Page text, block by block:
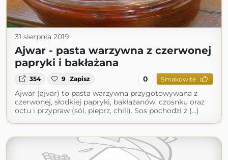
31 sierpnia 2019
Ajwar - pasta warzywna z czerwonej
papryki i bakłażana
354 9 Zapisz 0 Smakowite
Ajwar (ajvar) to pasta warzywna przygotowywana z
czerwonej, słodkiej papryki, bakłażanów, czosnku oraz
octu i przypraw (sól, pieprz, chili). Sos pochodzi z (...)